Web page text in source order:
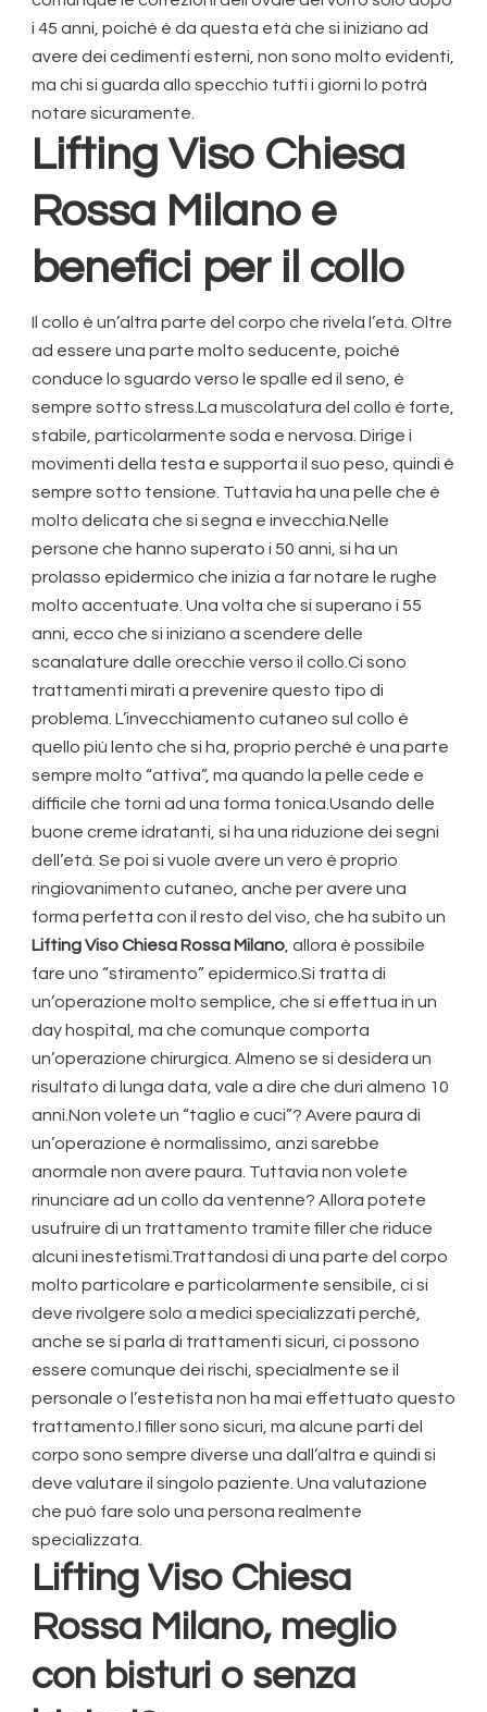
i 45 anni, poiché è da questa età che si iniziano ad
avere dei cedimenti esterni, non sono molto evidenti,
ma chi si guarda allo specchio tutti i giorni lo potrà
notare sicuramente.
Lifting Viso Chiesa
Rossa Milanoe
benefici per il collo
Il collo è un’altra parte del corpo che rivela l’età. Oltre
ad essere una parte molto seducente, poiché
conduce lo sguardo verso le spalle ed il seno, è
sempre sotto stress.La muscolatura del collo è forte,
stabile, particolarmente soda e nervosa. Dirige i
movimenti della testa e supporta il suo peso, quindi è
sempre sotto tensione. Tuttavia ha una pelle che è
molto delicata che si segna e invecchia.Nelle
persone che hanno superato i 50 anni, si ha un
prolasso epidermico che inizia a far notare le rughe
molto accentuate. Una volta che si superano i 55
anni, ecco che si iniziano a scendere delle
scanalature dalle orecchie verso il collo.Ci sono
trattamenti mirati a prevenire questo tipo di
problema. L’invecchiamento cutaneo sul collo è
quello più lento che si ha, proprio perché è una parte
sempre molto “attiva”, ma quando la pelle cede e
difficile che torni ad una forma tonica.Usando delle
buone creme idratanti, si ha una riduzione dei segni
dell’età. Se poi si vuole avere un vero è proprio
ringiovanimento cutaneo, anche per avere una
forma perfetta con il resto del viso, che ha subito un
Lifting Viso Chiesa Rossa Milano, allora è possibile
fare uno “stiramento” epidermico.Si tratta di
un’operazione molto semplice, che si effettua in un
day hospital, ma che comunque comporta
un’operazione chirurgica. Almeno se si desidera un
risultato di lunga data, vale a dire che duri almeno 10
anni.Non volete un “taglio e cuci”? Avere paura di
un’operazione è normalissimo, anzi sarebbe
anormale non avere paura. Tuttavia non volete
rinunciare ad un collo da ventenne? Allora potete
usufruire di un trattamento tramite filler che riduce
alcuni inestetismi.Trattandosi di una parte del corpo
molto particolare e particolarmente sensibile, ci si
deve rivolgere solo a medici specializzati perché,
anche se si parla di trattamenti sicuri, ci possono
essere comunque dei rischi, specialmente se il
personale o l’estetista non ha mai effettuato questo
trattamento.I filler sono sicuri, ma alcune parti del
corpo sono sempre diverse una dall’altra e quindi si
deve valutare il singolo paziente. Una valutazione
che può fare solo una persona realmente
specializzata.
Lifting Viso Chiesa
Rossa Milano, meglio
con bisturi o senza